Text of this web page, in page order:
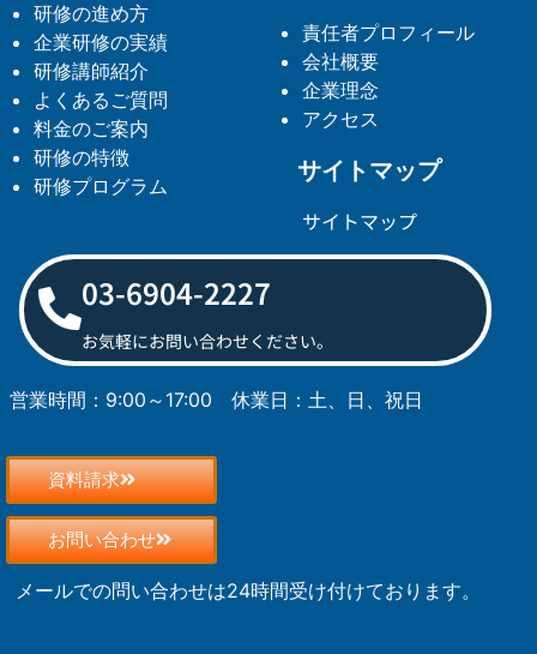
研修の進め方
企業研修の実績
研修講師紹介
よくあるご質問
料金のご案内
研修の特徴
研修プログラム
責任者プロフィール
会社概要
企業理念
アクセス
サイトマップ
サイトマップ
03-6904-2227
お気軽にお問い合わせください。
営業時間：9:00～17:00 休業日：土、日、祝日
資料請求
お問い合わせ
メールでの問い合わせは24時間受け付けております。